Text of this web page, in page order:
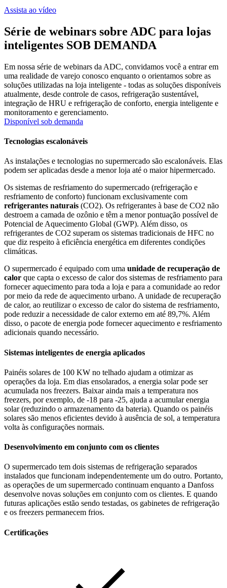
Assista ao vídeo
Série de webinars sobre ADC para lojas
inteligentes SOB DEMANDA
Em nossa série de webinars da ADC, convidamos você a entrar em
uma realidade de varejo conosco enquanto o orientamos sobre as
soluções utilizadas na loja inteligente - todas as soluções disponíveis
atualmente, desde controle de casos, refrigeração sustentável,
integração de HRU e refrigeração de conforto, energia inteligente e
monitoramento e gerenciamento.
Disponível sob demanda
Tecnologias escalonáveis
As instalações e tecnologias no supermercado são escalonáveis. Elas
podem ser aplicadas desde a menor loja até o maior hipermercado.
Os sistemas de resfriamento do supermercado (refrigeração e
resfriamento de conforto) funcionam exclusivamente com
refrigerantes naturais (CO2). Os refrigerantes à base de CO2 não
destroem a camada de ozônio e têm a menor pontuação possível de
Potencial de Aquecimento Global (GWP). Além disso, os
refrigerantes de CO2 superam os sistemas tradicionais de HFC no
que diz respeito à eficiência energética em diferentes condições
climáticas.
O supermercado é equipado com uma unidade de recuperação de
calor que capta o excesso de calor dos sistemas de resfriamento para
fornecer aquecimento para toda a loja e para a comunidade ao redor
por meio da rede de aquecimento urbano. A unidade de recuperação
de calor, ao reutilizar o excesso de calor do sistema de resfriamento,
pode reduzir a necessidade de calor externo em até 89,7%. Além
disso, o pacote de energia pode fornecer aquecimento e resfriamento
adicionais quando necessário.
Sistemas inteligentes de energia aplicados
Painéis solares de 100 KW no telhado ajudam a otimizar as
operações da loja. Em dias ensolarados, a energia solar pode ser
acumulada nos freezers. Baixar ainda mais a temperatura nos
freezers, por exemplo, de -18 para -25, ajuda a acumular energia
solar (reduzindo o armazenamento da bateria). Quando os painéis
solares são menos eficientes devido à ausência de sol, a temperatura
volta às configurações normais.
Desenvolvimento em conjunto com os clientes
O supermercado tem dois sistemas de refrigeração separados
instalados que funcionam independentemente um do outro. Portanto,
as operações de um supermercado continuam enquanto a Danfoss
desenvolve novas soluções em conjunto com os clientes. E quando
futuras aplicações estão sendo testadas, os gabinetes de refrigeração
e os freezers permanecem frios.
Certificações